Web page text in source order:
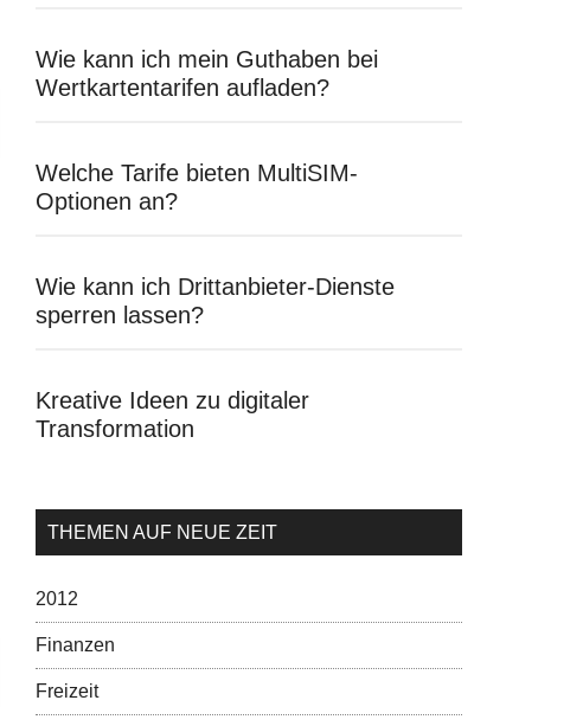
Wie kann ich mein Guthaben bei
Wertkartentarifen aufladen?
Welche Tarife bieten MultiSIM-
Optionen an?
Wie kann ich Drittanbieter-Dienste
sperren lassen?
Kreative Ideen zu digitaler
Transformation
THEMEN AUF NEUE ZEIT
2012
Finanzen
Freizeit